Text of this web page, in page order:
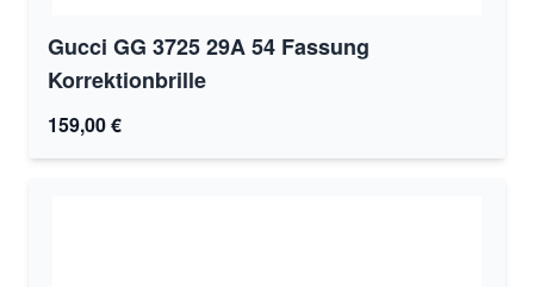
Gucci GG 3725 29A 54 Fassung
Korrektionbrille
159,00 €